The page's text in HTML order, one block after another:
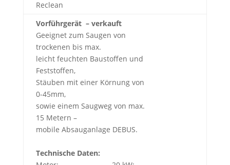
Reclean
Vorführgerät – verkauft
Geeignet zum Saugen von
trockenen bis max.
leicht feuchten Baustoffen und
Feststoffen,
Stäuben mit einer Körnung von
0-45mm,
sowie einem Saugweg von max.
15 Metern –
mobile Absauganlage DEBUS.
Technische Daten: